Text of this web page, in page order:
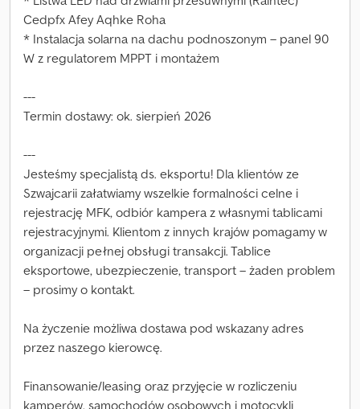
Cedpfx Afey Aqhke Roha
* Instalacja solarna na dachu podnoszonym – panel 90
W z regulatorem MPPT i montażem
---
Termin dostawy: ok. sierpień 2026
---
Jesteśmy specjalistą ds. eksportu! Dla klientów ze
Szwajcarii załatwiamy wszelkie formalności celne i
rejestrację MFK, odbiór kampera z własnymi tablicami
rejestracyjnymi. Klientom z innych krajów pomagamy w
organizacji pełnej obsługi transakcji. Tablice
eksportowe, ubezpieczenie, transport – żaden problem
– prosimy o kontakt.
Na życzenie możliwa dostawa pod wskazany adres
przez naszego kierowcę.
Finansowanie/leasing oraz przyjęcie w rozliczeniu
kamperów, samochodów osobowych i motocykli